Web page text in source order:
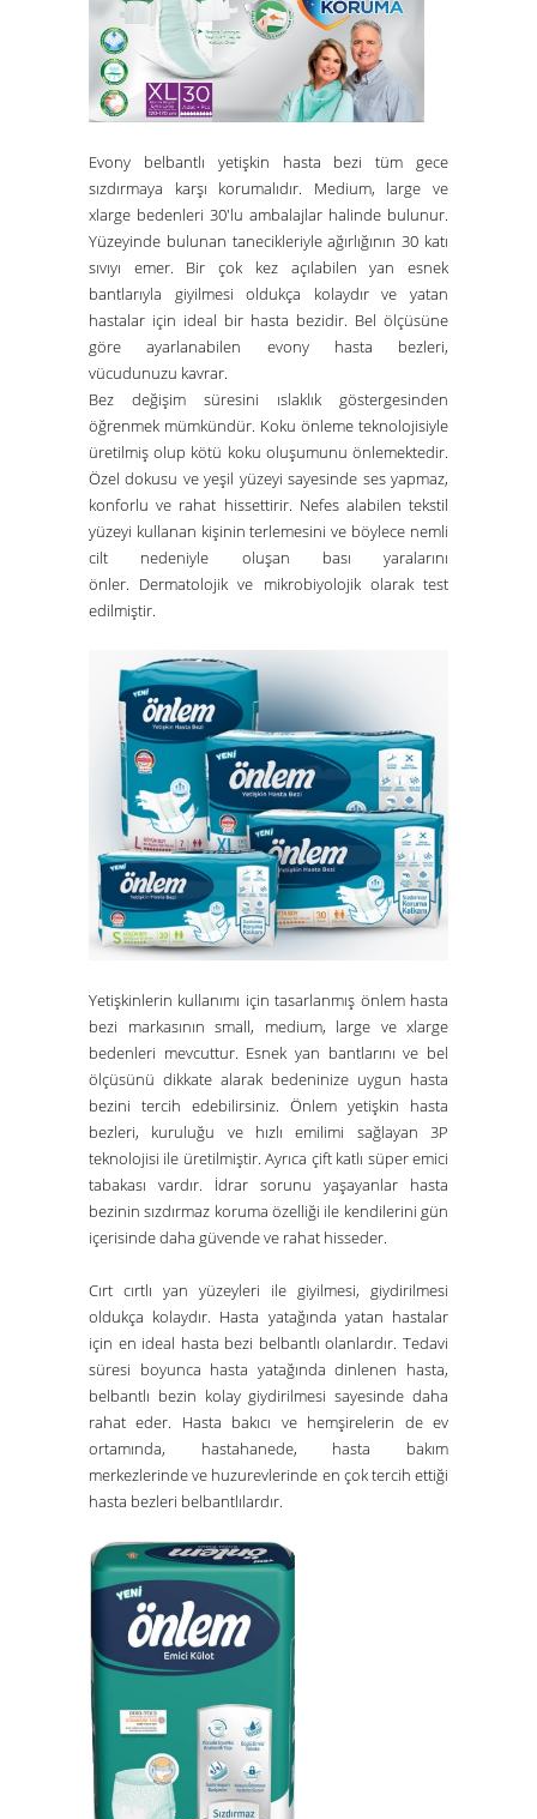
Evony belbantlı yetişkin hasta bezi tüm gece
sızdırmaya karşı korumalıdır. Medium, large ve
xlarge bedenleri 30'lu ambalajlar halinde bulunur.
Yüzeyinde bulunan tanecikleriyle ağırlığının 30 katı
sıvıyı emer. Bir çok kez açılabilen yan esnek
bantlarıyla giyilmesi oldukça kolaydır ve yatan
hastalar için ideal bir hasta bezidir. Bel ölçüsüne
göre ayarlanabilen evony hasta bezleri,
vücudunuzu kavrar.
Bez değişim süresini ıslaklık göstergesinden
öğrenmek mümkündür. Koku önleme teknolojisiyle
üretilmiş olup kötü koku oluşumunu önlemektedir.
Özel dokusu ve yeşil yüzeyi sayesinde ses yapmaz,
konforlu ve rahat hissettirir. Nefes alabilen tekstil
yüzeyi kullanan kişinin terlemesini ve böylece nemli
cilt nedeniyle oluşan bası yaralarını
önler. Dermatolojik ve mikrobiyolojik olarak test
edilmiştir.
Yetişkinlerin kullanımı için tasarlanmış önlem hasta
bezi markasının small, medium, large ve xlarge
bedenleri mevcuttur. Esnek yan bantlarını ve bel
ölçüsünü dikkate alarak bedeninize uygun hasta
bezini tercih edebilirsiniz. Önlem yetişkin hasta
bezleri, kuruluğu ve hızlı emilimi sağlayan 3P
teknolojisi ile üretilmiştir. Ayrıca çift katlı süper emici
tabakası vardır. İdrar sorunu yaşayanlar hasta
bezinin sızdırmaz koruma özelliği ile kendilerini gün
içerisinde daha güvende ve rahat hisseder.
Cırt cırtlı yan yüzeyleri ile giyilmesi, giydirilmesi
oldukça kolaydır. Hasta yatağında yatan hastalar
için en ideal hasta bezi belbantlı olanlardır. Tedavi
süresi boyunca hasta yatağında dinlenen hasta,
belbantlı bezin kolay giydirilmesi sayesinde daha
rahat eder. Hasta bakıcı ve hemşirelerin de ev
ortamında, hastahanede, hasta bakım
merkezlerinde ve huzurevlerinde en çok tercih ettiği
hasta bezleri belbantlılardır.